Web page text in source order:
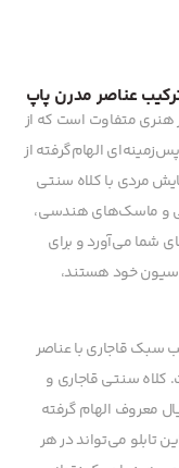
ترکیب عناصر مدرن پاپ
هنری متفاوت است که از
الهام‌گرفته از
مردی با کلاه سنتی
و ماسک‌های هندسی،
شما می‌آورد و برای
خود هستند،
سبک قاجاری با عناصر
کلاه سنتی قاجاری و
معروف الهام گرفته
تابلو می‌تواند در هر